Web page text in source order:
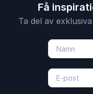
Få
Ta del av